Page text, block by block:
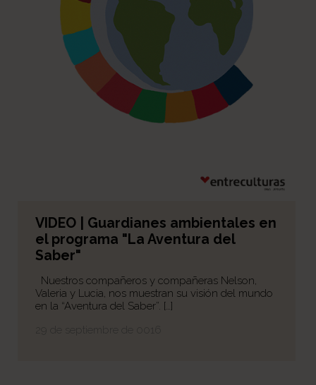
VIDEO | Guardianes ambientales en
el programa "La Aventura del
Saber"
Nuestros compañeros y compañeras Nelson,
Valeria y Lucia, nos muestran su visión del mundo
en la “Aventura del Saber”. […]
29 de septiembre de 0016